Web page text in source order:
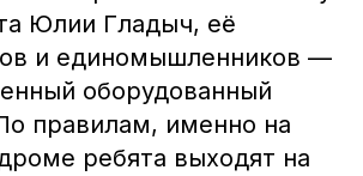
Юлии Гладыч, её
и единомышленников —
оборудованный
правилам, именно на
ребята выходят на